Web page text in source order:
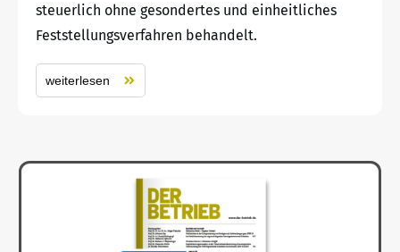
steuerlich ohne gesondertes und einheitliches
Feststellungsverfahren behandelt.
weiterlesen